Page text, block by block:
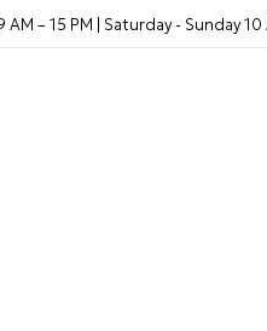
AM – 15 PM | Saturday - Sunday 10